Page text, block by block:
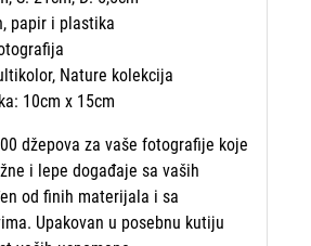
papir i plastika
Nature kolekcija
10cm x 15cm
džepova za vaše fotografije koje
i lepe događaje sa vaših
od finih materijala i sa
Upakovan u posebnu kutiju